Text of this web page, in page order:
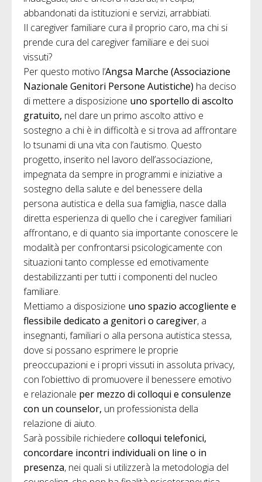
abbandonati da istituzioni e servizi, arrabbiati.
Il caregiver familiare cura il proprio caro, ma chi si
prende cura del caregiver familiare e dei suoi
vissuti?
Per questo motivo l’Angsa Marche (Associazione
Nazionale Genitori Persone Autistiche) ha deciso
di mettere a disposizione uno sportello di ascolto
gratuito, nel dare un primo ascolto attivo e
sostegno a chi è in difficoltà e si trova ad affrontare
lo tsunami di una vita con l’autismo. Questo
progetto, inserito nel lavoro dell’associazione,
impegnata da sempre in programmi e iniziative a
sostegno della salute e del benessere della
persona autistica e della sua famiglia, nasce dalla
diretta esperienza di quello che i caregiver familiari
affrontano, e di quanto sia importante conoscere le
modalità per confrontarsi psicologicamente con
situazioni tanto complesse ed emotivamente
destabilizzanti per tutti i componenti del nucleo
familiare.
Mettiamo a disposizione uno spazio accogliente e
flessibile dedicato a genitori o caregiver, a
insegnanti, familiari o alla persona autistica stessa,
dove si possano esprimere le proprie
preoccupazioni e i propri vissuti in assoluta privacy,
con l’obiettivo di promuovere il benessere emotivo
e relazionale per mezzo di colloqui e consulenze
con un counselor, un professionista della
relazione di aiuto.
Sarà possibile richiedere colloqui telefonici,
concordare incontri individuali on line o in
presenza, nei quali si utilizzerà la metodologia del